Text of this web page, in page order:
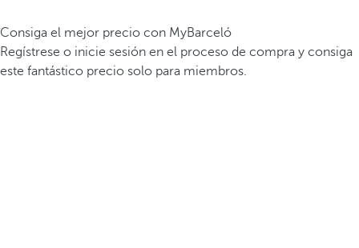
Consiga el mejor precio con MyBarceló
Regístrese o inicie sesión en el proceso de compra y consiga
este fantástico precio solo para miembros.